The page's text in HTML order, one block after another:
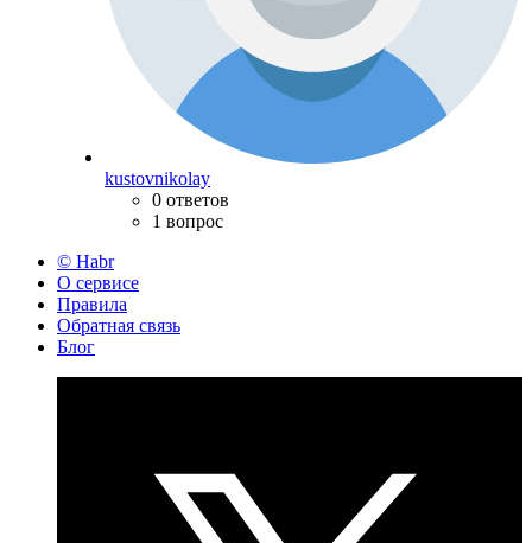
kustovnikolay
0 ответов
1 вопрос
© Habr
О сервисе
Правила
Обратная связь
Блог